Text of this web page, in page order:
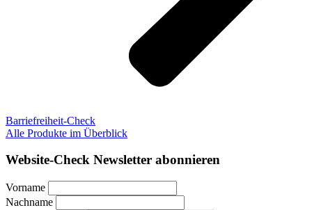
Barriefreiheit-Check
Alle Produkte im Überblick
Website-Check Newsletter abonnieren
Vorname
Nachname